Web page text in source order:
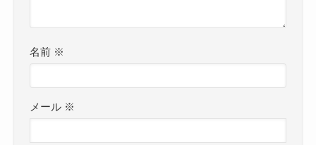
名前 ※
メール ※